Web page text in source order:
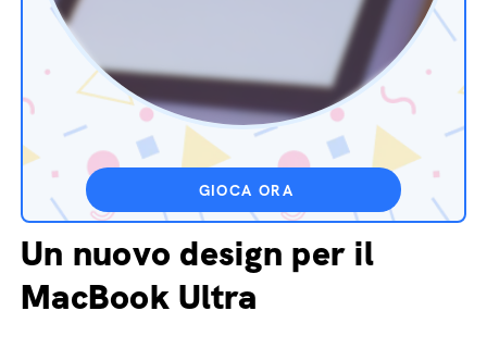
GIOCA ORA
Un nuovo design per il
MacBook Ultra